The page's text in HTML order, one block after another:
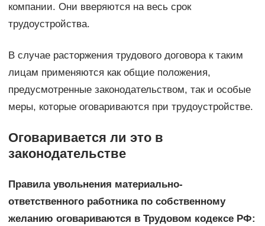
компании. Они вверяются на весь срок
трудоустройства.
В случае расторжения трудового договора к таким
лицам применяются как общие положения,
предусмотренные законодательством, так и особые
меры, которые оговариваются при трудоустройстве.
Оговаривается ли это в
законодательстве
Правила увольнения материально-
ответственного работника по собственному
желанию оговариваются в Трудовом кодексе РФ: